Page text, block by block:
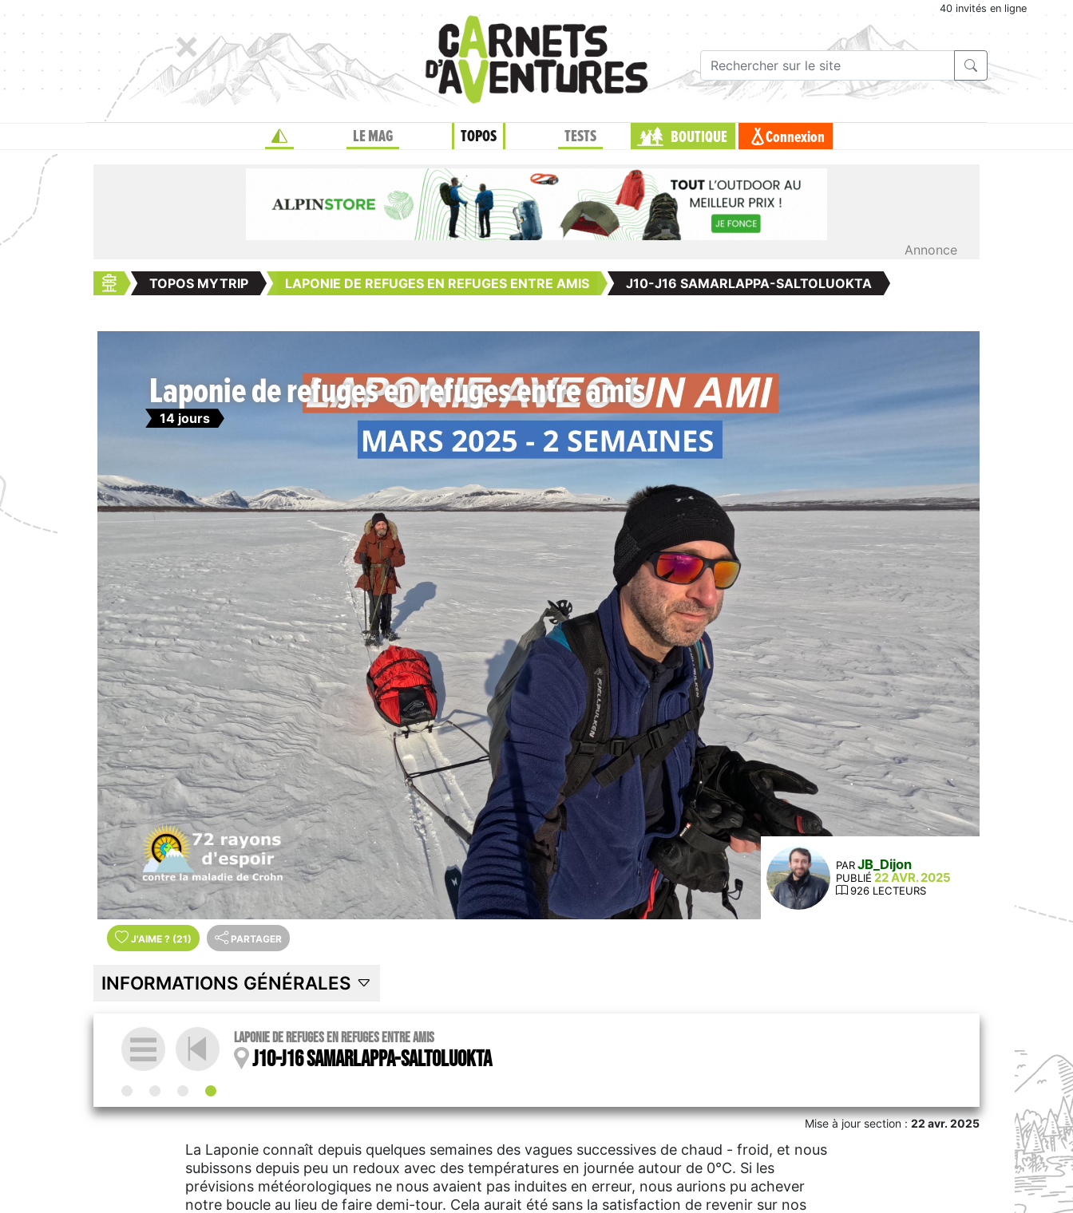
40 invités en ligne
LE MAG TOPOS TESTS BOUTIQUE Connexion
Annonce
TOPOS MYTRIP LAPONIE DE REFUGES EN REFUGES ENTRE AMIS J10-J16 SAMARLAPPA-SALTOLUOKTA
Laponie de refuges en refuges entre amis
14 jours
PAR JB_Dijon
PUBLIÉ 22 AVR. 2025
926 LECTEURS
J'AIME ? (21) PARTAGER
INFORMATIONS GÉNÉRALES
Laponie de refuges en refuges entre amis
J10-J16 Samarlappa-Saltoluokta
Mise à jour section :22 avr. 2025
La Laponie connaît depuis quelques semaines des vagues successives de chaud - froid, et nous
subissons depuis peu un redoux avec des températures en journée autour de 0°C. Si les
prévisions météorologiques ne nous avaient pas induites en erreur, nous aurions pu achever
notre boucle au lieu de faire demi-tour. Cela aurait été sans la satisfaction de revenir sur nos